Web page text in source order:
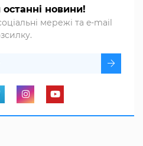
новини!
мережі та e-mail